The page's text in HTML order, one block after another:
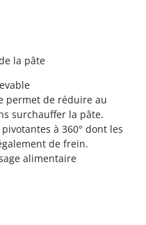
aluminium
la pâte
permet de réduire au
surchauffer la pâte.
à 360° dont les
de frein.
alimentaire